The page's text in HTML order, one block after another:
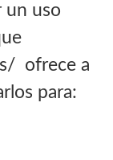
un uso
ofrece a
para: